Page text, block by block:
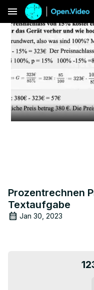
menu
Prozentrechnen
Textaufgabe
Jan 30, 2023